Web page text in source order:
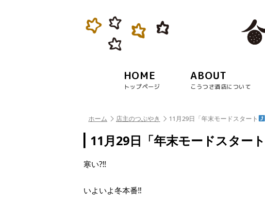
HOME
トップページ
ABOUT
こうつさ酒店について
ホーム 店主のつぶやき 11月29日「年末モードスタート
11月29日「年末モードスタート
寒い?‼︎
いよいよ冬本番‼︎